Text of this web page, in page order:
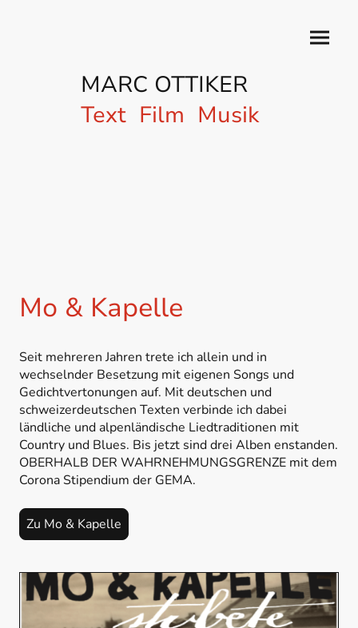
MARC OTTIKER
Text Film Musik
Mo & Kapelle
Seit mehreren Jahren trete ich allein und in
wechselnder Besetzung mit eigenen Songs und
Gedichtvertonungen auf. Mit deutschen und
schweizerdeutschen Texten verbinde ich dabei
ländliche und alpenländische Liedtraditionen mit
Country und Blues. Bis jetzt sind drei Alben enstanden.
OBERHALB DER WAHRNEHMUNGSGRENZE mit dem
Corona Stipendium der GEMA.
Zu Mo & Kapelle